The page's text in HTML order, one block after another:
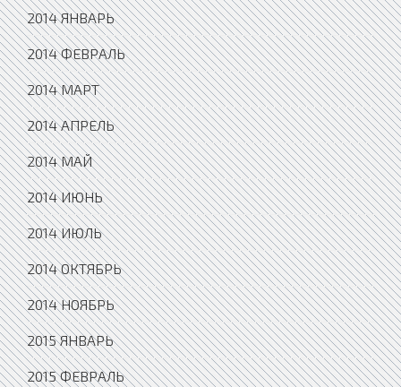
2014 ЯНВАРЬ
2014 ФЕВРАЛЬ
2014 МАРТ
2014 АПРЕЛЬ
2014 МАЙ
2014 ИЮНЬ
2014 ИЮЛЬ
2014 ОКТЯБРЬ
2014 НОЯБРЬ
2015 ЯНВАРЬ
2015 ФЕВРАЛЬ